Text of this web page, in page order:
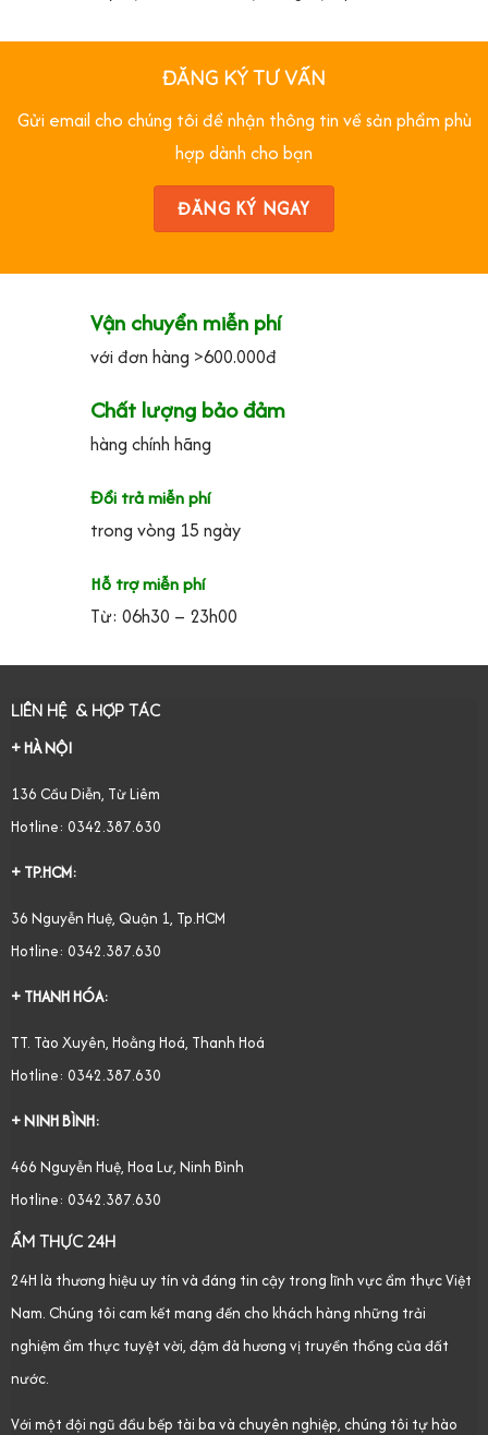
ĐĂNG KÝ TƯ VẤN
Gửi email cho chúng tôi để nhận thông tin về sản phẩm phù
hợp dành cho bạn
ĐĂNG KÝ NGAY
Vận chuyển miễn phí
với đơn hàng >600.000đ
Chất lượng bảo đảm
hàng chính hãng
Đổi trả miễn phí
trong vòng 15 ngày
Hỗ trợ miễn phí
Từ: 06h30 – 23h00
LIÊN HỆ & HỢP TÁC
+ HÀ NỘI
136 Cầu Diễn, Từ Liêm
Hotline: 0342.387.630
+ TP.HCM:
36 Nguyễn Huệ, Quận 1, Tp.HCM
Hotline: 0342.387.630
+ THANH HÓA:
TT. Tào Xuyên, Hoằng Hoá, Thanh Hoá
Hotline: 0342.387.630
+ NINH BÌNH:
466 Nguyễn Huệ, Hoa Lư, Ninh Bình
Hotline: 0342.387.630
ẨM THỰC 24H
24H là thương hiệu uy tín và đáng tin cậy trong lĩnh vực ẩm thực Việt
Nam. Chúng tôi cam kết mang đến cho khách hàng những trải
nghiệm ẩm thực tuyệt vời, đậm đà hương vị truyền thống của đất
nước.
Với một đội ngũ đầu bếp tài ba và chuyên nghiệp, chúng tôi tự hào